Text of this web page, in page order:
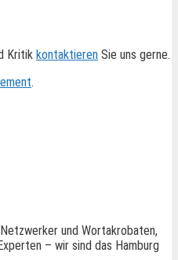
Kritik kontaktieren Sie uns gerne.
.
und Wortakrobaten,
– wir sind das Hamburg